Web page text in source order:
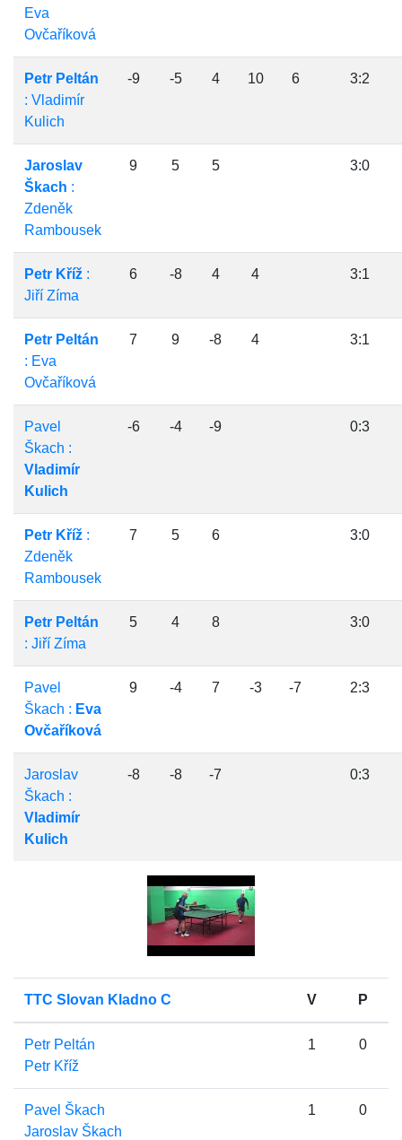
Eva
Ovčaříková
Petr Peltán
: Vladimír
Kulich
-9 -5 4 10 6 3:2
Jaroslav
Škach :
Zdeněk
Rambousek
9 5 5 3:0
Petr Kříž :
Jiří Zíma
6 -8 4 4 3:1
Petr Peltán
: Eva
Ovčaříková
7 9 -8 4 3:1
Pavel
Škach :
Vladimír
Kulich
-6 -4 -9 0:3
Petr Kříž :
Zdeněk
Rambousek
7 5 6 3:0
Petr Peltán
: Jiří Zíma
5 4 8 3:0
Pavel
Škach : Eva
Ovčaříková
9 -4 7 -3 -7 2:3
Jaroslav
Škach :
Vladimír
Kulich
-8 -8 -7 0:3
TTC Slovan Kladno C V P
Petr Peltán
Petr Kříž
1 0
Pavel Škach
Jaroslav Škach
1 0